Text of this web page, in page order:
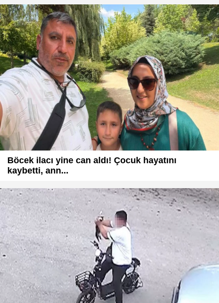
Böcek ilacı yine can aldı! Çocuk hayatını
kaybetti, ann...